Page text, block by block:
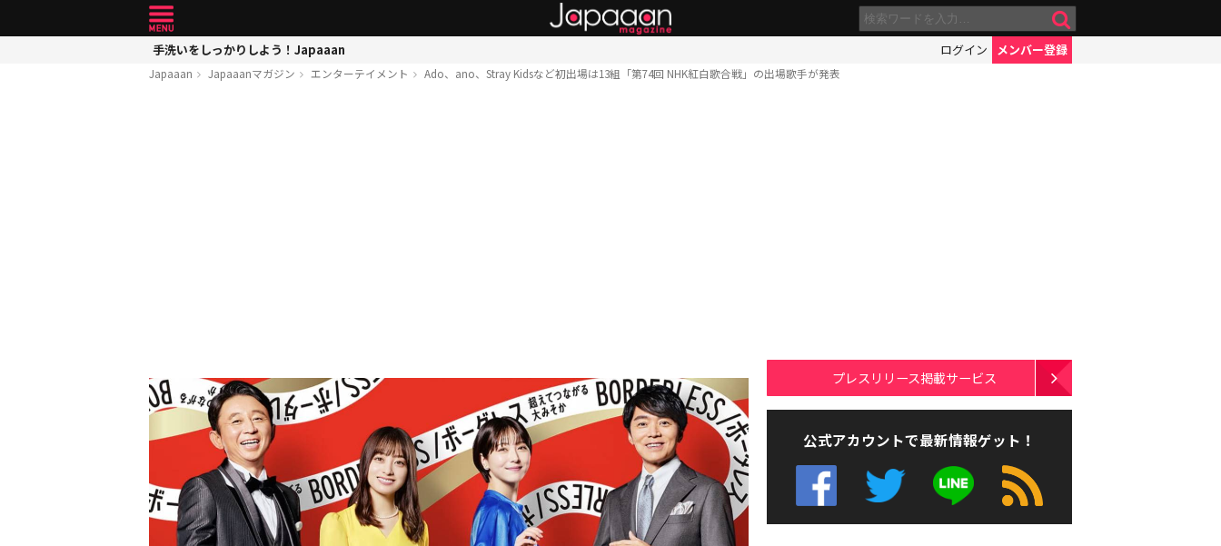
手洗いをしっかりしよう！Japaaan ログイン メンバー登録
Japaaan Japaaanマガジン エンターテイメント Ado、ano、Stray Kidsなど初出場は13組「第74回 NHK紅白歌合戦」の出場歌手が発表
プレスリリース掲載サービス
公式アカウントで最新情報ゲット！